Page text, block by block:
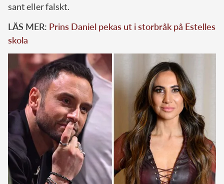
sant eller falskt.
LÄS MER: Prins Daniel pekas ut i storbråk på Estelles
skola